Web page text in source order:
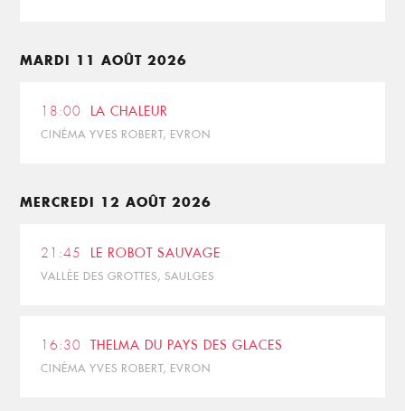
MARDI 11 AOÛT 2026
18:00 LA CHALEUR
CINÉMA YVES ROBERT, EVRON
MERCREDI 12 AOÛT 2026
21:45 LE ROBOT SAUVAGE
VALLÉE DES GROTTES, SAULGES
16:30 THELMA DU PAYS DES GLACES
CINÉMA YVES ROBERT, EVRON